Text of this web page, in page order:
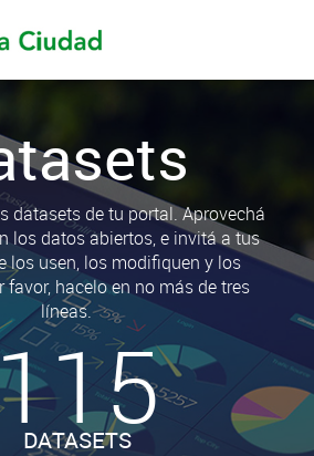
datasets de tu portal. Aprovechá
los datos abiertos, e invitá a tus
los usen, los modifiquen y los
hacelo en no más de tres
líneas.
DATASETS